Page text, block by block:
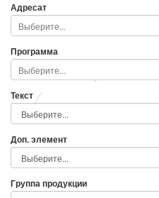
Адресат
Программа
Текст
Доп. элемент
Группа продукции